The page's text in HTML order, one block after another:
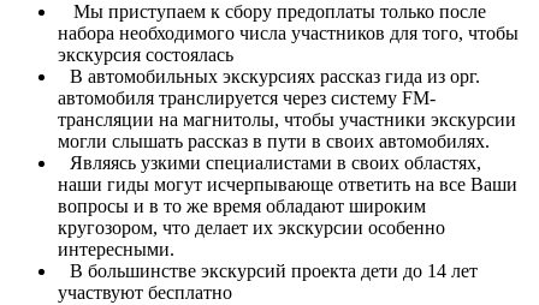
Мы приступаем к сбору предоплаты только после
набора необходимого числа участников для того, чтобы
экскурсия состоялась
В автомобильных экскурсиях рассказ гида из орг.
автомобиля транслируется через систему FM-
трансляции на магнитолы, чтобы участники экскурсии
могли слышать рассказ в пути в своих автомобилях.
Являясь узкими специалистами в своих областях,
наши гиды могут исчерпывающе ответить на все Ваши
вопросы и в то же время обладают широким
кругозором, что делает их экскурсии особенно
интересными.
В большинстве экскурсий проекта дети до 14 лет
участвуют бесплатно